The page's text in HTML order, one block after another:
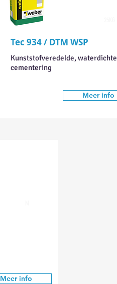
Tec 934 / DTM WSP
Kunststofveredelde, waterdichte
cementering
Meer info
Meer info